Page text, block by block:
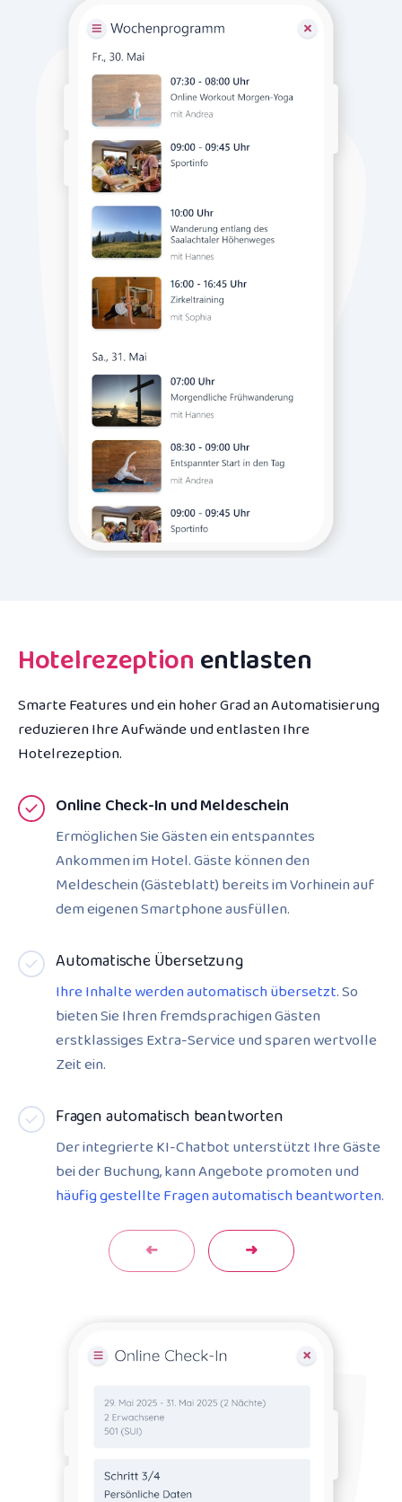
Hotelrezeptionentlasten
Smarte Features und ein hoher Grad an Automatisierung
reduzieren Ihre Aufwände und entlasten Ihre
Hotelrezeption.
Online Check-In und Meldeschein
Ermöglichen Sie Gästen ein entspanntes
Ankommen im Hotel. Gäste können den
Meldeschein (Gästeblatt) bereits im Vorhinein auf
dem eigenen Smartphone ausfüllen.
Automatische Übersetzung
Ihre Inhalte werden automatisch übersetzt. So
bieten Sie Ihren fremdsprachigen Gästen
erstklassiges Extra-Service und sparen wertvolle
Zeit ein.
Fragen automatisch beantworten
Der integrierte KI-Chatbot unterstützt Ihre Gäste
bei der Buchung, kann Angebote promoten und
häufig gestellte Fragen automatisch beantworten.
Previous
➜ Next
➜